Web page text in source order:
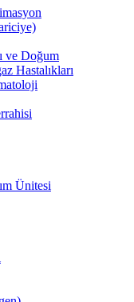
ve Doğum
Hastalıkları
Ünitesi